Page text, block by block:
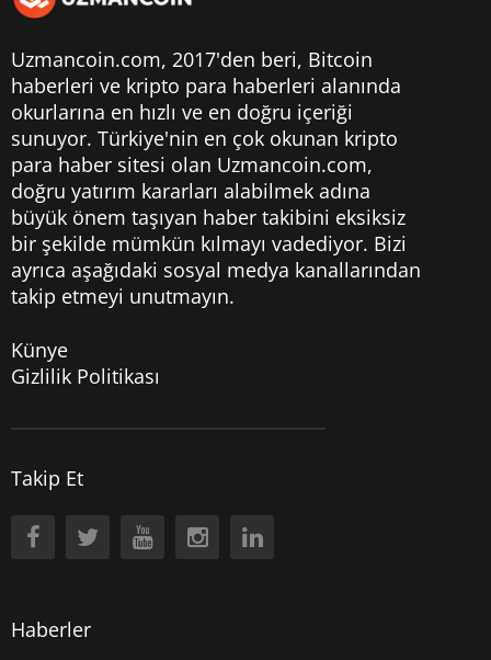
Uzmancoin.com, 2017'den beri, Bitcoin
haberleri ve kripto para haberleri alanında
okurlarına en hızlı ve en doğru içeriği
sunuyor. Türkiye'nin en çok okunan kripto
para haber sitesi olan Uzmancoin.com,
doğru yatırım kararları alabilmek adına
büyük önem taşıyan haber takibini eksiksiz
bir şekilde mümkün kılmayı vadediyor. Bizi
ayrıca aşağıdaki sosyal medya kanallarından
takip etmeyi unutmayın.
Künye
Gizlilik Politikası
Takip Et
Haberler